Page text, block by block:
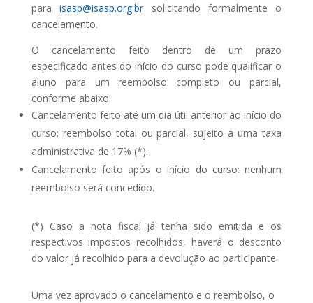
paraisasp@isasp.org.brsolicitando formalmente o
cancelamento.
O cancelamento feito dentro de um prazo
especificado antes do início do curso pode qualificar o
aluno para um reembolso completo ou parcial,
conforme abaixo:
Cancelamento feito até um dia útil anterior ao início do
curso: reembolso total ou parcial, sujeito a uma taxa
administrativa de 17% (*).
Cancelamento feito após o início do curso: nenhum
reembolso será concedido.
(*) Caso a nota fiscal já tenha sido emitida e os
respectivos impostos recolhidos, haverá o desconto
do valor já recolhido para a devolução ao participante.
Uma vez aprovado o cancelamento e o reembolso, o